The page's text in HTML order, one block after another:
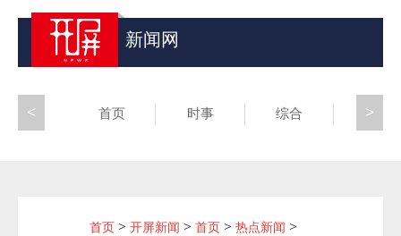
新闻网
首页 时事 综合 昆滇
>
<
首页 > 开屏新闻 > 首页 > 热点新闻 >